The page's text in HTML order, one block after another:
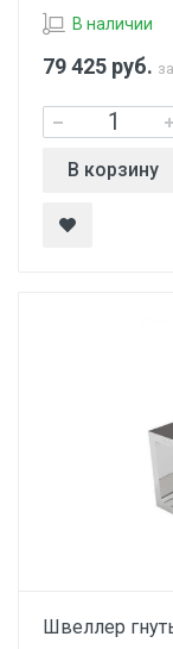
В наличии
79 425 руб.
В корзину
Швеллер